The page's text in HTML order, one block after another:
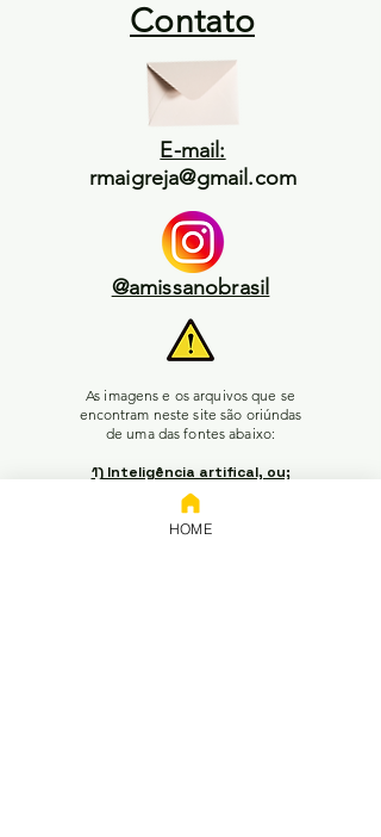
Contato
E-mail:
rmaigreja@gmail.com
@amissanobrasil
As imagens e os arquivos que se
encontram neste site são oriúndas
de uma das fontes abaixo:
1) Inteligência artifical, ou;
2) Pesquisa livre no Google, ou;
3) Enviadas pelos leitores, ou;
4) Acervo da plataforma Wix, ou;
HOME